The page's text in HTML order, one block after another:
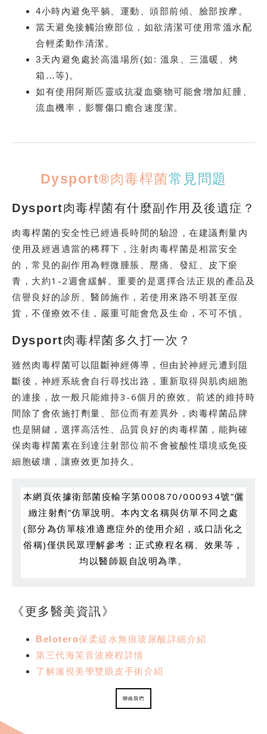
4小時內避免平躺、運動、頭部前傾、臉部按摩。
當天避免接觸治療部位，如欲清潔可使用常溫水配
合輕柔動作清潔。
3天內避免處於高溫場所(如: 溫泉、三溫暖、烤
箱…等)。
如有使用阿斯匹靈或抗凝血藥物可能會增加紅腫、
流血機率，影響傷口癒合速度潔。
Dysport®肉毒桿菌常見問題
Dysport肉毒桿菌有什麼副作用及後遺症？
肉毒桿菌的安全性已經過長時間的驗證，在建議劑量內
使用及經過適當的稀釋下，注射肉毒桿菌是相當安全
的，常見的副作用為輕微腫脹、壓痛、發紅、皮下瘀
青，大約1-2週會緩解。重要的是選擇合法正規的產品及
信譽良好的診所、醫師施作，若使用來路不明甚至假
貨，不僅療效不佳，嚴重可能會危及生命，不可不慎。
Dysport肉毒桿菌多久打一次？
雖然肉毒桿菌可以阻斷神經傳導，但由於神經元遭到阻
斷後，神經系統會自行尋找出路，重新取得與肌肉細胞
的連接，故一般只能維持3-6個月的療效。前述的維持時
間除了會依施打劑量、部位而有差異外，肉毒桿菌品牌
也是關鍵，選擇高活性、品質良好的肉毒桿菌，能夠確
保肉毒桿菌素在到達注射部位前不會被酸性環境或免疫
細胞破壞，讓療效更加持久。
本網頁依據衛部菌疫輸字第000870/000934號”儷
緻注射劑”仿單說明。本內文名稱與仿單不同之處
(部分為仿單核准適應症外的使用介紹，或口語化之
俗稱)僅供民眾理解參考；正式療程名稱、效果等，
均以醫師親自說明為準。
《更多醫美資訊》
Belotero保柔緹水無痕玻尿酸詳細介紹
第三代海芙音波療程詳情
了解濰視美學雙眼皮手術介紹
聯絡我們